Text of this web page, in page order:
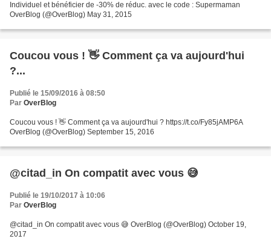
Individuel et bénéficier de -30% de réduc. avec le code : Supermaman
OverBlog (@OverBlog) May 31, 2015
Coucou vous ! 👋 Comment ça va aujourd'hui
?...
Publié le 15/09/2016 à 08:50
Par OverBlog
Coucou vous ! 👋 Comment ça va aujourd'hui ? https://t.co/Fy85jAMP6A
OverBlog (@OverBlog) September 15, 2016
@citad_in On compatit avec vous 😅
Publié le 19/10/2017 à 10:06
Par OverBlog
@citad_in On compatit avec vous 😅 OverBlog (@OverBlog) October 19,
2017